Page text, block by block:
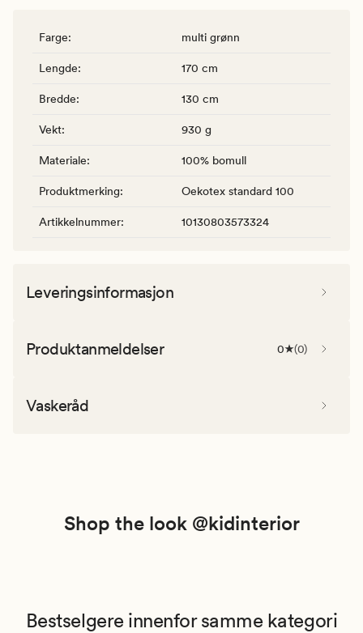
Farge: multi grønn
Lengde: 170 cm
Bredde: 130 cm
Vekt: 930 g
Materiale: 100% bomull
Produktmerking: Oekotex standard 100
Artikkelnummer: 10130803573324
Leveringsinformasjon
Produktanmeldelser 0 (0)
Vaskeråd
Shop the look @kidinterior
Bestselgere innenfor samme kategori